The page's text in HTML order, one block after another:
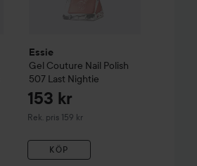
Essie
Gel Couture Nail Polish
507 Last Nightie
153 kr
Rek. pris 159 kr
Rekommenderat pris 159 kr
KÖP